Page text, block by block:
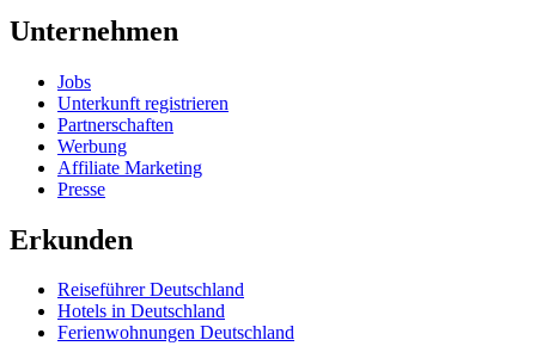
Unternehmen
Jobs
Unterkunft registrieren
Partnerschaften
Werbung
Affiliate Marketing
Presse
Erkunden
Reiseführer Deutschland
Hotels in Deutschland
Ferienwohnungen Deutschland